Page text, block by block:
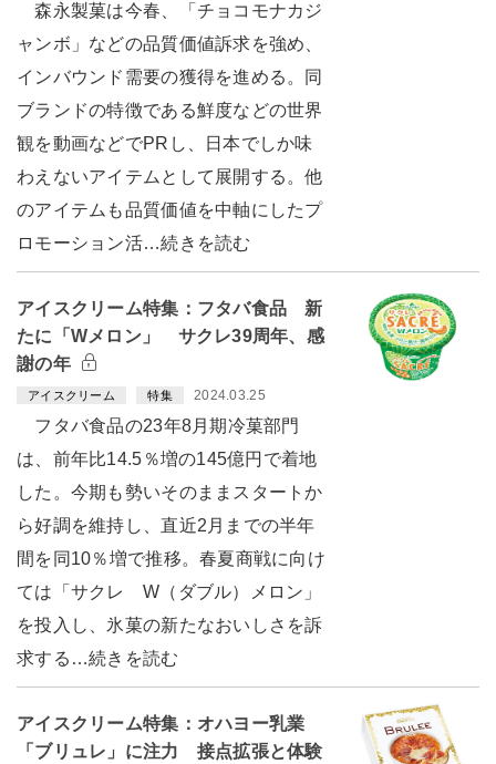
森永製菓は今春、「チョコモナカジ
ャンボ」などの品質価値訴求を強め、
インバウンド需要の獲得を進める。同
ブランドの特徴である鮮度などの世界
観を動画などでPRし、日本でしか味
わえないアイテムとして展開する。他
のアイテムも品質価値を中軸にしたプ
ロモーション活…続きを読む
アイスクリーム特集：フタバ食品 新
たに「Wメロン」 サクレ39周年、感
謝の年
アイスクリーム 特集 2024.03.25
フタバ食品の23年8月期冷菓部門
は、前年比14.5％増の145億円で着地
した。今期も勢いそのままスタートか
ら好調を維持し、直近2月までの半年
間を同10％増で推移。春夏商戦に向け
ては「サクレ W（ダブル）メロン」
を投入し、氷菓の新たなおいしさを訴
求する…続きを読む
アイスクリーム特集：オハヨー乳業
「ブリュレ」に注力 接点拡張と体験